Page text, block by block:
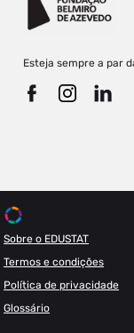
Esteja sempre a par
Sobre o EDUSTAT
Termos e condições
Política de privacidade
Glossário